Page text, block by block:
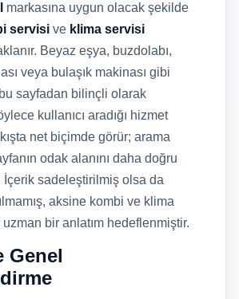
markasına uygun olacak şekilde
servisi ve klima servisi
Beyaz eşya, buzdolabı,
veya bulaşık makinası gibi
sayfadan bilinçli olarak
kullanıcı aradığı hizmet
net biçimde görür; arama
odak alanını daha doğru
İçerik sadeleştirilmiş olsa da
aksine kombi ve klima
uzman bir anlatım hedeflenmiştir.
Genel